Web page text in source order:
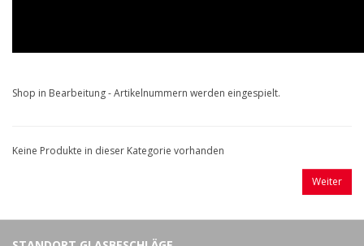
Shop in Bearbeitung - Artikelnummern werden eingespielt.
Keine Produkte in dieser Kategorie vorhanden
Weiter